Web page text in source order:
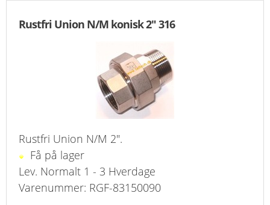
Rustfri Union N/M konisk 2" 316
Rustfri Union N/M 2".
Få på lager
Lev. Normalt 1 - 3 Hverdage
Varenummer: RGF-83150090